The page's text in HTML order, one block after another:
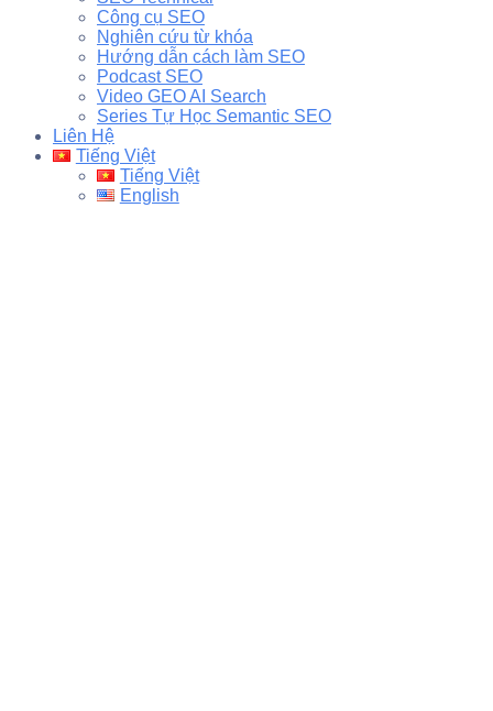
Công cụ SEO
Nghiên cứu từ khóa
Hướng dẫn cách làm SEO
Podcast SEO
Video GEO AI Search
Series Tự Học Semantic SEO
Liên Hệ
Tiếng Việt
Tiếng Việt
English